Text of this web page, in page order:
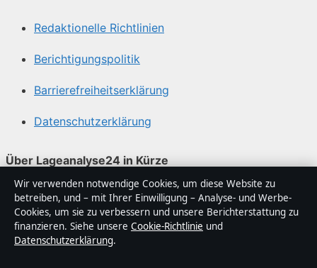
Redaktionelle Richtlinien
Berichtigungspolitik
Barrierefreiheitserklärung
Datenschutzerklärung
Über Lageanalyse24 in Kürze
Lageanalyse24 ist ein unabhängiger digitaler
Nachrichtenanbieter mit Fokus auf Politik, Wirtschaft,
Technik und Gesellschaft in Deutschland. Jeder Artikel
trägt eine Byline, wird von einem Redakteur geprüft und
Wir verwenden notwendige Cookies, um diese Website zu
betreiben, und – mit Ihrer Einwilligung – Analyse- und Werbe-
Cookies, um sie zu verbessern und unsere Berichterstattung zu
finanzieren. Siehe unsere Cookie-Richtlinie und
Datenschutzerklärung.